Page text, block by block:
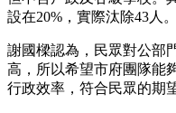
設在20%，實際汰除43人。
謝國樑認為，民眾對公部
高，所以希望市府團隊能
行政效率，符合民眾的期望